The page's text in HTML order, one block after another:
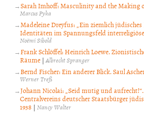
Sarah Imhoff: Masculinity and the Making
Marcus Pyka
Madeleine Dreyfus: „Ein ziemlich jüdisches
Identitäten im Spannungsfeld
Noëmi Sibold
Frank Schlöffel: Heinrich Loewe.
Räume |Albrecht Spranger
Bernd Fischer: Ein anderer Blick. Saul
Werner Treß
Johann Nicolai: „Seid mutig und
Centralvereins deutscher Staatsbürger
1938 | Nancy Walter